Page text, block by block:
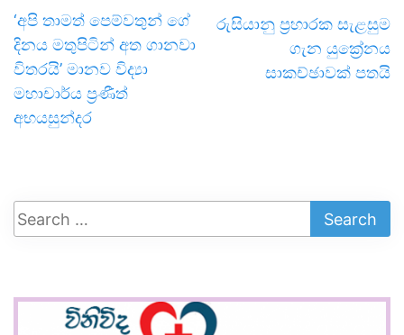
‘අපි තාමත් පෙම්වතුන් ගේ
දිනය මතුපිටින් අත ගානවා
විතරයි’ මානව විද්‍යා
මහාචාර්ය ප්‍රණීත්
අභයසුන්දර
රුසියානු ප්‍රහාරක සැළසුම
ගැන යුක්‍රේනය
සාකච්ඡාවක් පතයි